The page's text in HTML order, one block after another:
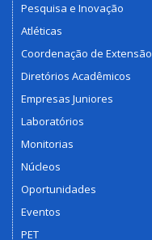
Pesquisa e Inovação
Atléticas
Coordenação de Extensão
Diretórios Acadêmicos
Empresas Juniores
Laboratórios
Monitorias
Núcleos
Oportunidades
Eventos
PET